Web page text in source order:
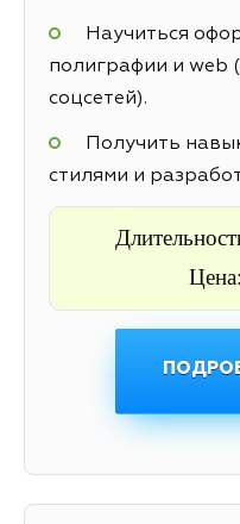
Научиться
полиграфии и web
соцсетей).
Получить
стилями и
Цена: